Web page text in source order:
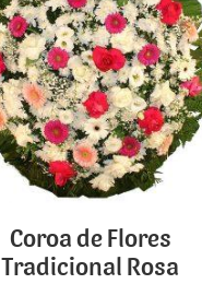
Coroa de Flores
Tradicional Rosa